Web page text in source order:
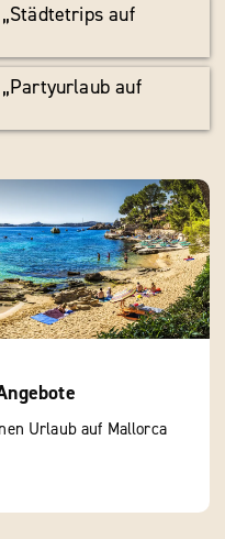
auf
auf
Urlaub auf Mallorca